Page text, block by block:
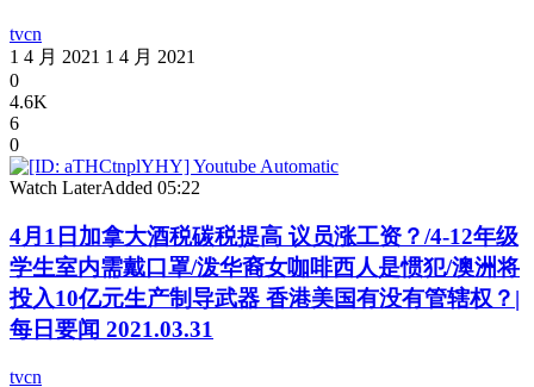
tvcn
1 4 月 2021 1 4 月 2021
0
4.6K
6
0
Watch LaterAdded 05:22
4月1日加拿大酒税碳税提高 议员涨工资？/4-12年级
学生室内需戴口罩/泼华裔女咖啡西人是惯犯/澳洲将
投入10亿元生产制导武器 香港美国有没有管辖权？|
每日要闻 2021.03.31
tvcn